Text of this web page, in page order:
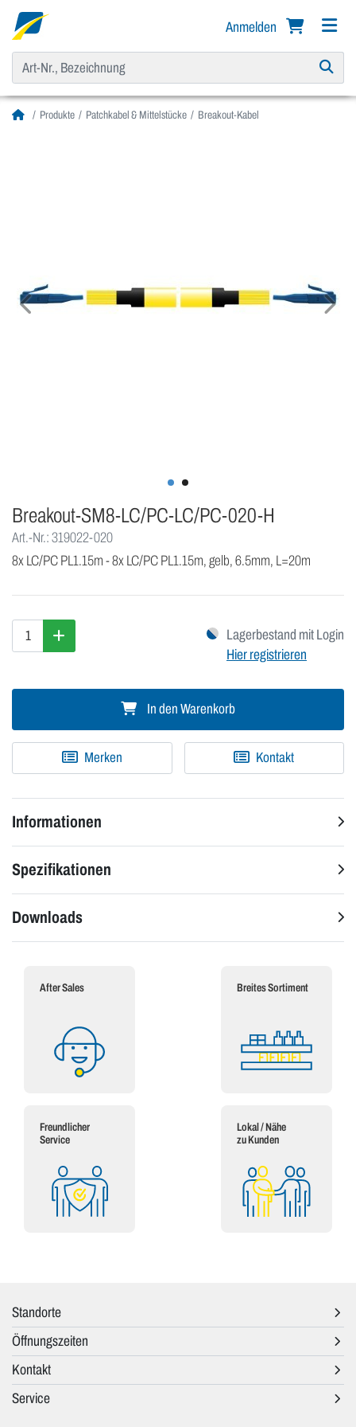
Anmelden
Produkte Patchkabel & Mittelstücke Breakout-Kabel
Breakout-SM8-LC/PC-LC/PC-020-H
Art.-Nr.: 319022-020
8x LC/PC PL1.15m - 8x LC/PC PL1.15m, gelb, 6.5mm, L=20m
Lagerbestand mit Login
Hier registrieren
In den Warenkorb
Merken Kontakt
Informationen
Spezifikationen
Downloads
After Sales Breites Sortiment
Freundlicher
Service
Lokal / Nähe
zu Kunden
Standorte
Öffnungszeiten
Kontakt
Service